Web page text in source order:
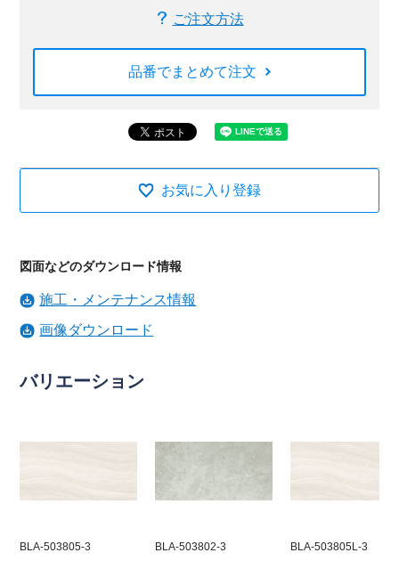
ご注文方法
品番でまとめて注文
お気に入り登録
図面などのダウンロード情報
施工・メンテナンス情報
画像ダウンロード
バリエーション
BLA-503805-3 BLA-503802-3 BLA-503805L-3